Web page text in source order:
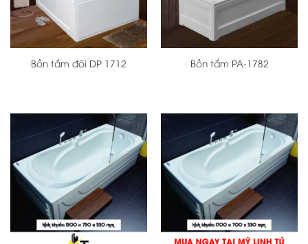
Bồn tắm đôi DP 1712 Bồn tắm PA-1782